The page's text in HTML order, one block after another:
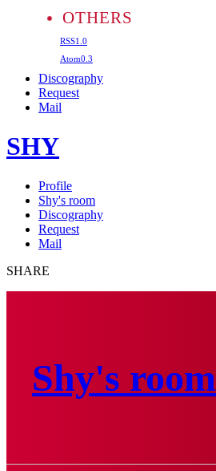
OTHERS
RSS1.0
Atom0.3
Discography
Request
Mail
SHY
Profile
Shy's room
Discography
Request
Mail
SHARE
Shy's room